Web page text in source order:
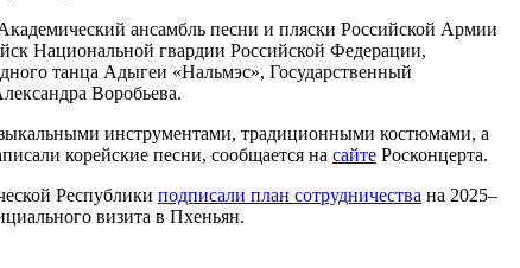
ансамбль песни и пляски Российской Армии
Национальной гвардии Российской Федерации,
танца Адыгеи «Нальмэс», Государственный
Воробьева.
инструментами, традиционными костюмами, а
корейские песни, сообщается на сайте Росконцерта.
Республики подписали план сотрудничества на 2025–
визита в Пхеньян.